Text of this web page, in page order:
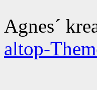
Agnes´
altop-